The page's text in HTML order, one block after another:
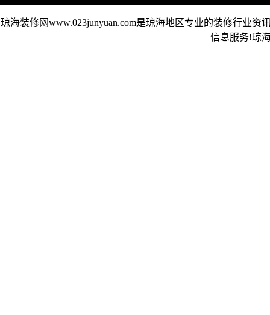
琼海装修网www.023junyuan.com是琼海地区专业的装修行业
信息服务!琼